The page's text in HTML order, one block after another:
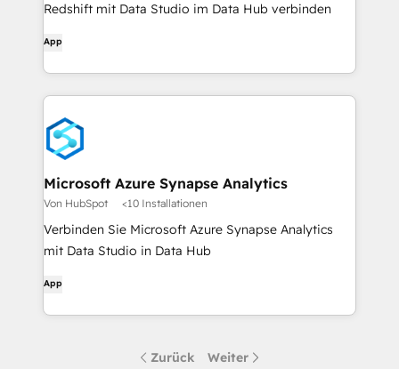
Redshift mit Data Studio im Data Hub verbinden
App
Microsoft Azure Synapse Analytics
Von HubSpot <10 Installationen
Verbinden Sie Microsoft Azure Synapse Analytics
mit Data Studio in Data Hub
App
Zurück Weiter